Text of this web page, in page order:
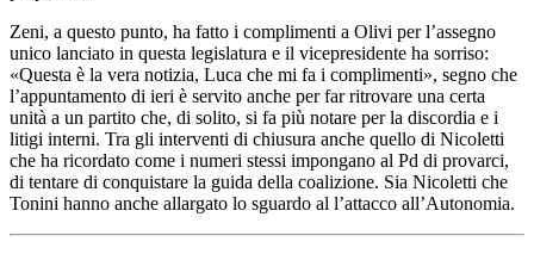
Zeni, a questo punto, ha fatto i complimenti a Olivi per l’assegno
unico lanciato in questa legislatura e il vicepresidente ha sorriso:
«Questa è la vera notizia, Luca che mi fa i complimenti», segno che
l’appuntamento di ieri è servito anche per far ritrovare una certa
unità a un partito che, di solito, si fa più notare per la discordia e i
litigi interni. Tra gli interventi di chiusura anche quello di Nicoletti
che ha ricordato come i numeri stessi impongano al Pd di provarci,
di tentare di conquistare la guida della coalizione. Sia Nicoletti che
Tonini hanno anche allargato lo sguardo al l’attacco all’Autonomia.